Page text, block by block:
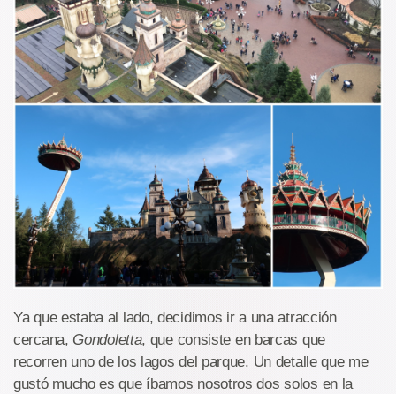
Ya que estaba al lado, decidimos ir a una atracción
cercana, Gondoletta, que consiste en barcas que
recorren uno de los lagos del parque. Un detalle que me
gustó mucho es que íbamos nosotros dos solos en la